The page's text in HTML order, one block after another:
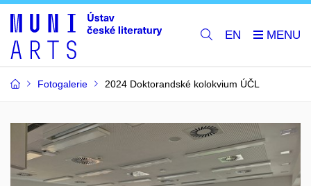
EN
Fotogalerie 2024 Doktorandské kolokvium ÚČL